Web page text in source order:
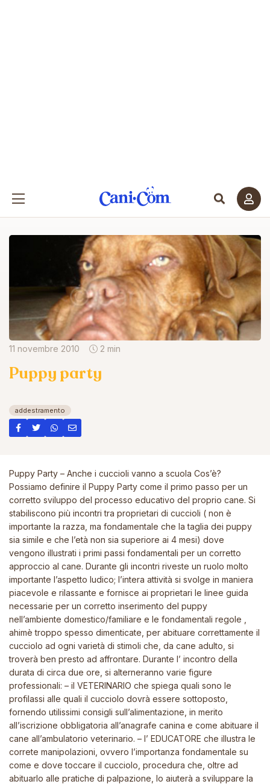
11 novembre 2010 2 min
Puppy party
addestramento
Puppy Party – Anche i cuccioli vanno a scuola Cos’è?
Possiamo definire il Puppy Party come il primo passo per un
corretto sviluppo del processo educativo del proprio cane. Si
stabiliscono più incontri tra proprietari di cuccioli ( non è
importante la razza, ma fondamentale che la taglia dei puppy
sia simile e che l’età non sia superiore ai 4 mesi) dove
vengono illustrati i primi passi fondamentali per un corretto
approccio al cane. Durante gli incontri riveste un ruolo molto
importante l’aspetto ludico; l’intera attività si svolge in maniera
piacevole e rilassante e fornisce ai proprietari le linee guida
necessarie per un corretto inserimento del puppy
nell’ambiente domestico/familiare e le fondamentali regole ,
ahimè troppo spesso dimenticate, per abituare correttamente il
cucciolo ad ogni varietà di stimoli che, da cane adulto, si
troverà ben presto ad affrontare. Durante l’ incontro della
durata di circa due ore, si alterneranno varie figure
professionali: – il VETERINARIO che spiega quali sono le
profilassi alle quali il cucciolo dovrà essere sottoposto,
fornendo utilissimi consigli sull’alimentazione, in merito
all’iscrizione obbligatoria all’anagrafe canina e come abituare il
cane all’ambulatorio veterinario. – l’ EDUCATORE che illustra le
correte manipolazioni, ovvero l’importanza fondamentale su
come e dove toccare il cucciolo, procedura che, oltre ad
abituarlo alle pratiche di palpazione, lo aiuterà a sviluppare la